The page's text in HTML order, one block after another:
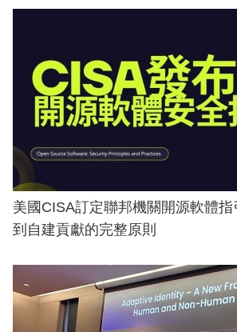
美國CISA訂定聯邦機關開源軟體
到自建貢獻的完整原則